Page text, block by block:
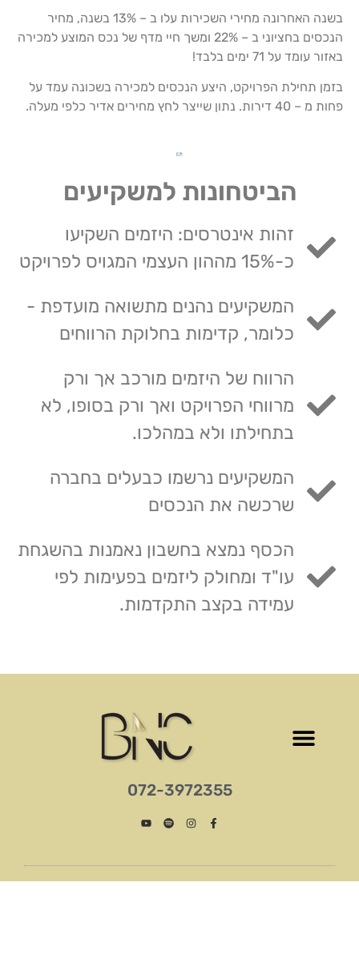
בשנה האחרונה מחירי השכירות עלו ב – 13% בשנה, מחיר
הנכסים בחציוני ב – 22% ומשך חיי מדף של נכס המוצע למכירה
באזור עומד על 71 ימים בלבד!
בזמן תחילת הפרויקט, היצע הנכסים למכירה בשכונה עמד על
פחות מ – 40 דירות. נתון שייצר לחץ מחירים אדיר כלפי מעלה.
הביטחונות למשקיעים
זהות אינטרסים: היזמים השקיעו
כ-15% מההון העצמי המגויס לפרויקט
המשקיעים נהנים מתשואה מועדפת -
כלומר, קדימות בחלוקת הרווחים
הרווח של היזמים מורכב אך ורק
מרווחי הפרויקט ואך ורק בסופו, לא
בתחילתו ולא במהלכו.
המשקיעים נרשמו כבעלים בחברה
שרכשה את הנכסים
הכסף נמצא בחשבון נאמנות בהשגחת
עו"ד ומחולק ליזמים בפעימות לפי
עמידה בקצב התקדמות.
‎072-3972355